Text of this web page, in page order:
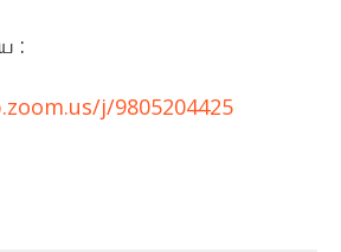
:
j/9805204425